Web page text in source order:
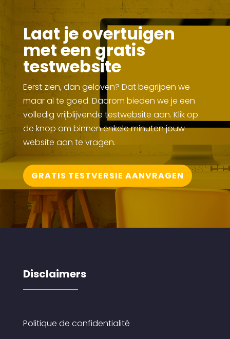
Laat je overtuigen
met een gratis
testwebsite
Eerst zien, dan geloven? Dat begrijpen we
maar al te goed. Daarom bieden we je een
volledig vrijblijvende testwebsite aan. Klik op
de knop om binnen enkele minuten jouw
website aan te vragen.
GRATIS TESTVERSIE AANVRAGEN
Disclaimers
Politique de confidentialité